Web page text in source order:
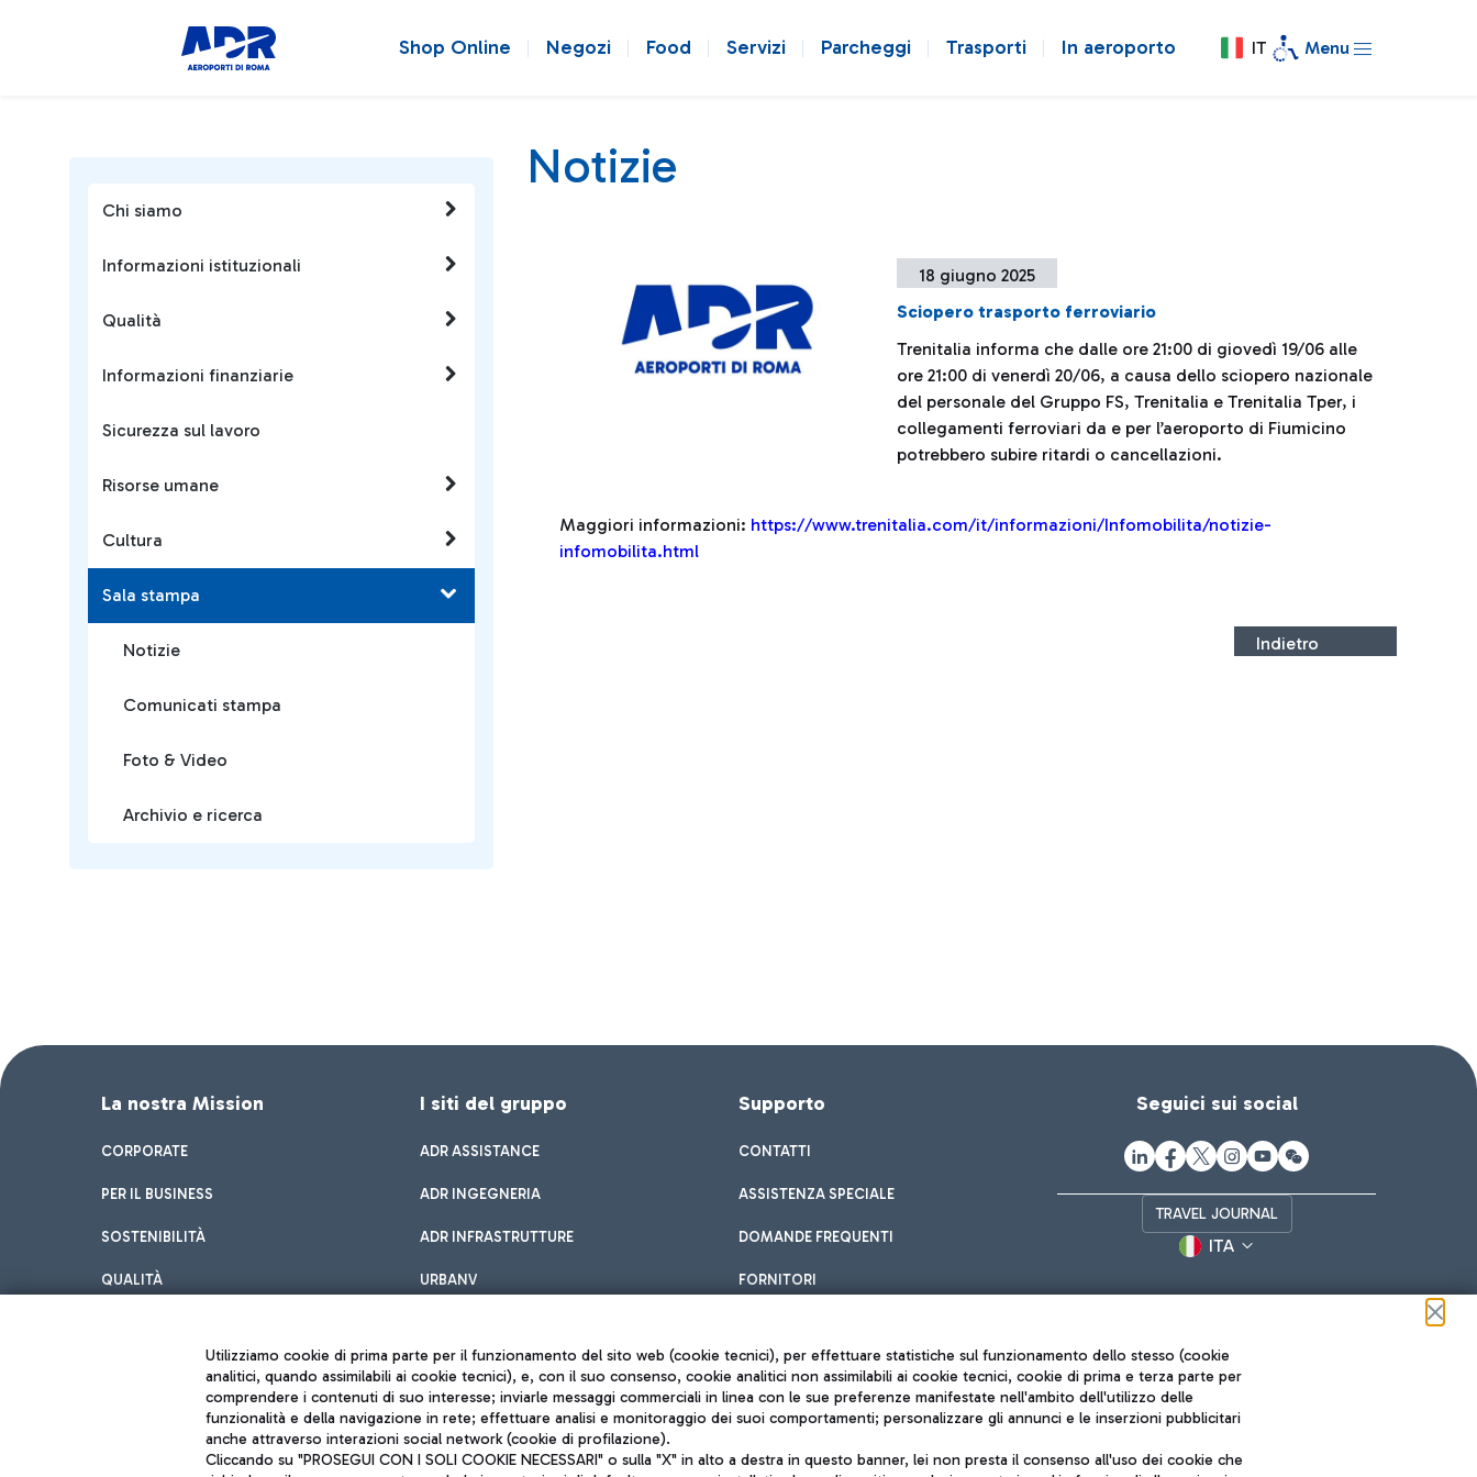
Shop Online Negozi Food Servizi Parcheggi Trasporti In aeroporto IT Menu
Chi siamo
Informazioni istituzionali
Qualità
Informazioni finanziarie
Sicurezza sul lavoro
Risorse umane
Cultura
Sala stampa
Notizie
Comunicati stampa
Foto & Video
Archivio e ricerca
Notizie
18 giugno 2025
Sciopero trasporto ferroviario
Trenitalia informa che dalle ore 21:00 di giovedì 19/06 alle
ore 21:00 di venerdì 20/06, a causa dello sciopero nazionale
del personale del Gruppo FS, Trenitalia e Trenitalia Tper, i
collegamenti ferroviari da e per l’aeroporto di Fiumicino
potrebbero subire ritardi o cancellazioni.
Maggiori informazioni: https://www.trenitalia.com/it/informazioni/Infomobilita/notizie-
infomobilita.html
Indietro
La nostra Mission
CORPORATE
PER IL BUSINESS
SOSTENIBILITÀ
QUALITÀ
I siti del gruppo
ADR ASSISTANCE
ADR INGEGNERIA
ADR INFRASTRUTTURE
URBANV
Supporto
CONTATTI
ASSISTENZA SPECIALE
DOMANDE FREQUENTI
FORNITORI
Seguici sui social
TRAVEL JOURNAL
ITA
Note legali
Roma FCO
Utilizziamo cookie di prima parte per il funzionamento del sito web (cookie tecnici), per effettuare statistiche sul funzionamento dello stesso (cookie
analitici, quando assimilabili ai cookie tecnici), e, con il suo consenso, cookie analitici non assimilabili ai cookie tecnici, cookie di prima e terza parte per
comprendere i contenuti di suo interesse; inviarle messaggi commerciali in linea con le sue preferenze manifestate nell'ambito dell'utilizzo delle
funzionalità e della navigazione in rete; effettuare analisi e monitoraggio dei suoi comportamenti; personalizzare gli annunci e le inserzioni pubblicitari
anche attraverso interazioni social network (cookie di profilazione).
Cliccando su "PROSEGUI CON I SOLI COOKIE NECESSARI" o sulla "X" in alto a destra in questo banner, lei non presta il consenso all'uso dei cookie che